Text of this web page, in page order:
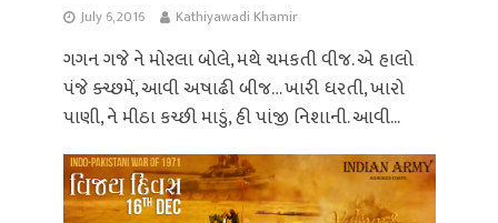
July 6, 2016 Kathiyawadi Khamir
ગગન ગજે ને મોરલા બોલે, મથે ચમકતી વીજ. એ હાલો
પંજે ક્ચ્છમેં, આવી અષાઢી બીજ… ખારી ધરતી, ખારો
પાણી, ને મીઠા કચ્છી માડું, હી પાંજી નિશાની. આવી...